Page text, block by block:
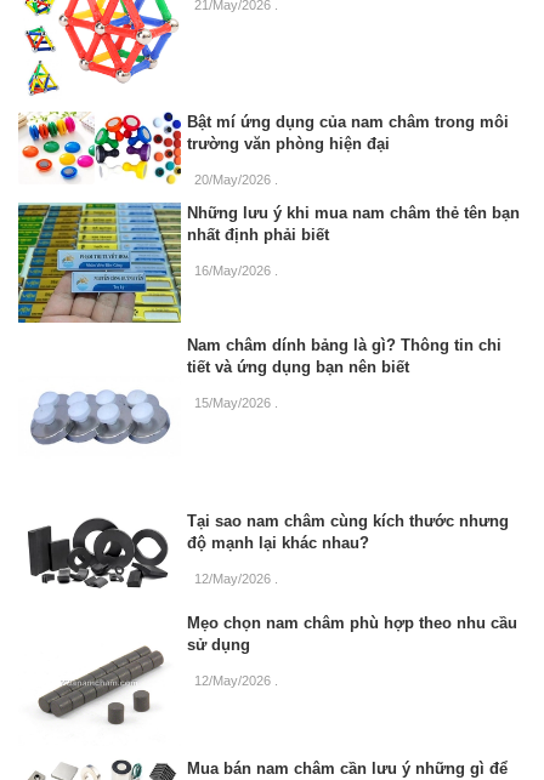
21/May/2026
Bật mí ứng dụng của nam châm trong môi
trường văn phòng hiện đại
20/May/2026
Những lưu ý khi mua nam châm thẻ tên bạn
nhất định phải biết
16/May/2026
Nam châm dính bảng là gì? Thông tin chi
tiết và ứng dụng bạn nên biết
15/May/2026
Tại sao nam châm cùng kích thước nhưng
độ mạnh lại khác nhau?
12/May/2026
Mẹo chọn nam châm phù hợp theo nhu cầu
sử dụng
12/May/2026
Mua bán nam châm cần lưu ý những gì để